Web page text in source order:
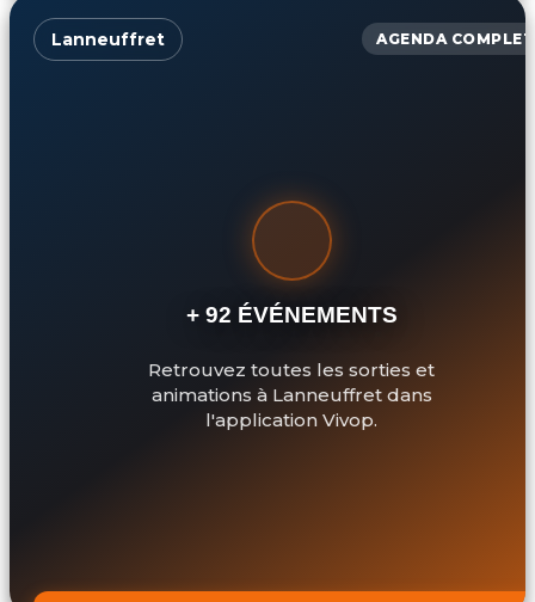
Lanneuffret AGENDA COMPLET
+ 92 ÉVÉNEMENTS
Retrouvez toutes les sorties et
animations à Lanneuffret dans
l'application Vivop.